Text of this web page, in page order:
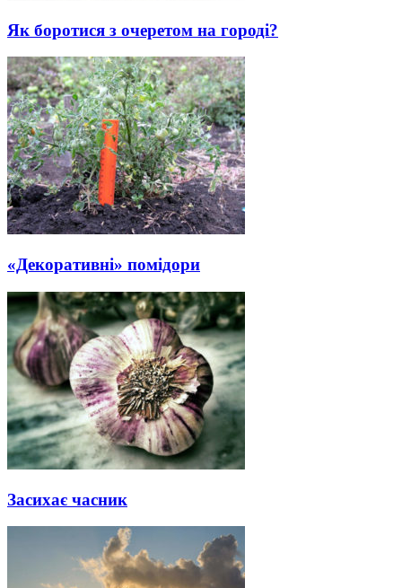
Як боротися з очеретом на городі?
«Декоративні» помідори
Засихає часник